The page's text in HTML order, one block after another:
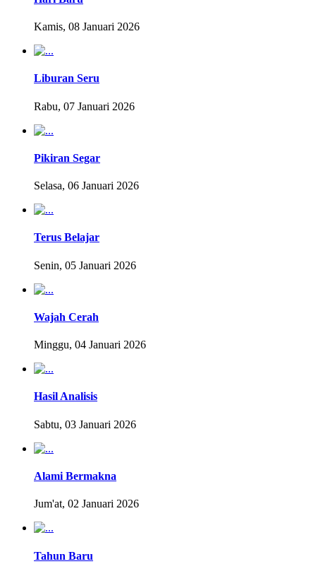
Kamis, 08 Januari 2026
Liburan Seru
Rabu, 07 Januari 2026
Pikiran Segar
Selasa, 06 Januari 2026
Terus Belajar
Senin, 05 Januari 2026
Wajah Cerah
Minggu, 04 Januari 2026
Hasil Analisis
Sabtu, 03 Januari 2026
Alami Bermakna
Jum'at, 02 Januari 2026
Tahun Baru